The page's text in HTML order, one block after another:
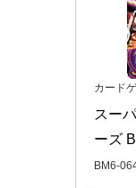
カード
スー
ーズ
BM6-